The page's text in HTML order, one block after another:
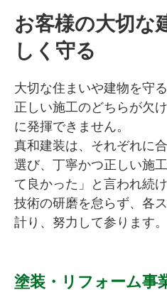
お客様の大切な
しく守る
大切な住まいや建物を守
正しい施工のどちらが欠
に発揮できません。
真和建装は、それぞれに
選び、丁寧かつ正しい施
て良かった」と言われ続
技術の研磨を怠らず、各
計り、努力して参ります。
塗装・リフォーム事